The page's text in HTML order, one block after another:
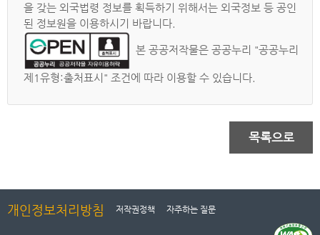
을 갖는 외국법령 정보를 획득하기 위해서는 외국정보 등 공인
된 정보원을 이용하시기 바랍니다.
본 공공저작물은 공공누리 "공공누리
제1유형:출처표시" 조건에 따라 이용할 수 있습니다.
목록으로
개인정보처리방침 저작권정책 자주하는 질문